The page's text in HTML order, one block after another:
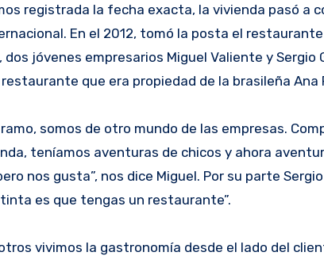
registrada la fecha exacta, la vivienda pasó a
En el 2012, tomó la posta el
dos jóvenes empresarios Miguel Valiente y
que era propiedad de la brasileña Ana
ramo, somos de otro mundo de las empresas.
teníamos aventuras de chicos y ahora
nos gusta”, nos dice Miguel. Por su parte
es que tengas un restaurante”.
vivimos la gastronomía desde el lado del